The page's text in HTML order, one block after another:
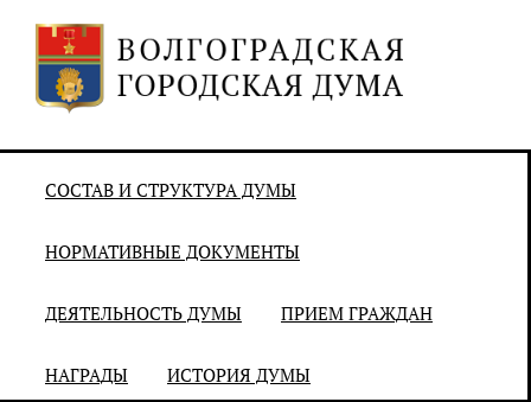
СОСТАВ И СТРУКТУРА ДУМЫ
НОРМАТИВНЫЕ ДОКУМЕНТЫ
ДЕЯТЕЛЬНОСТЬ ДУМЫ ПРИЕМ ГРАЖДАН
НАГРАДЫ ИСТОРИЯ ДУМЫ